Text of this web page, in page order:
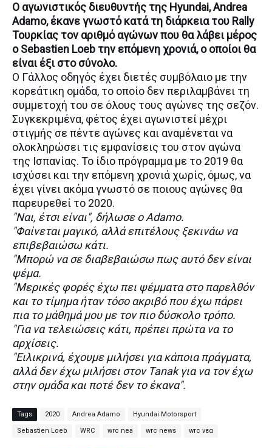
O αγωνιστικός διευθυντής της Hyundai, Andrea
Adamo, έκανε γνωστό κατά τη διάρκεια του Rally
Τουρκίας τον αριθμό αγώνων που θα λάβει μέρος
ο Sebastien Loeb την επόμενη χρονιά, ο οποίοι θα
είναι έξι στο σύνολο.
Ο Γάλλος οδηγός έχει διετές συμβόλαιο με την
κορεάτικη ομάδα, το οποίο δεν περιλαμβάνει τη
συμμετοχή του σε όλους τους αγώνες της σεζόν.
Συγκεκριμένα, φέτος έχει αγωνιστεί μέχρι
στιγμής σε πέντε αγώνες και αναμένεται να
ολοκληρώσει τις εμφανίσεις του στον αγώνα
της Ισπανίας. Το ίδιο πρόγραμμα με το 2019 θα
ισχύσει και την επόμενη χρονιά χωρίς, όμως, να
έχει γίνει ακόμα γνωστό σε ποιους αγώνες θα
παρευρεθεί το 2020.
"Ναι, έτσι είναι", δήλωσε ο Adamo.
"Φαίνεται μαγικό, αλλά επιτέλους ξεκινάω να
επιβεβαιώσω κάτι.
"Μπορώ να σε διαβεβαιώσω πως αυτό δεν είναι
ψέμα.
"Μερικές φορές έχω πει ψέμματα στο παρελθόν
και το τίμημα ήταν τόσο ακριβό που έχω πάρει
πια το μάθημά μου με τον πιο δύσκολο τρόπο.
"Για να τελειώσεις κάτι, πρέπει πρώτα να το
αρχίσεις.
"Ειλικρινά, έχουμε μιλήσει για κάποια πράγματα,
αλλά δεν έχω μιλήσει στον Tanak για να τον έχω
στην ομάδα και ποτέ δεν το έκανα".
Tags 2020 Andrea Adamo Hyundai Motorsport
Sebastien Loeb WRC wrc nea wrc news wrc νεα